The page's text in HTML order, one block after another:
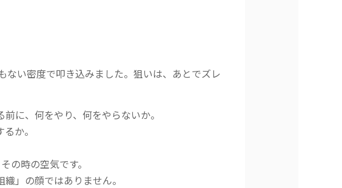
い密度で叩き込みました。狙いは、あとでズレ
に、何をやり、何をやらないか。
か。
の時の空気です。
」の顔ではありません。